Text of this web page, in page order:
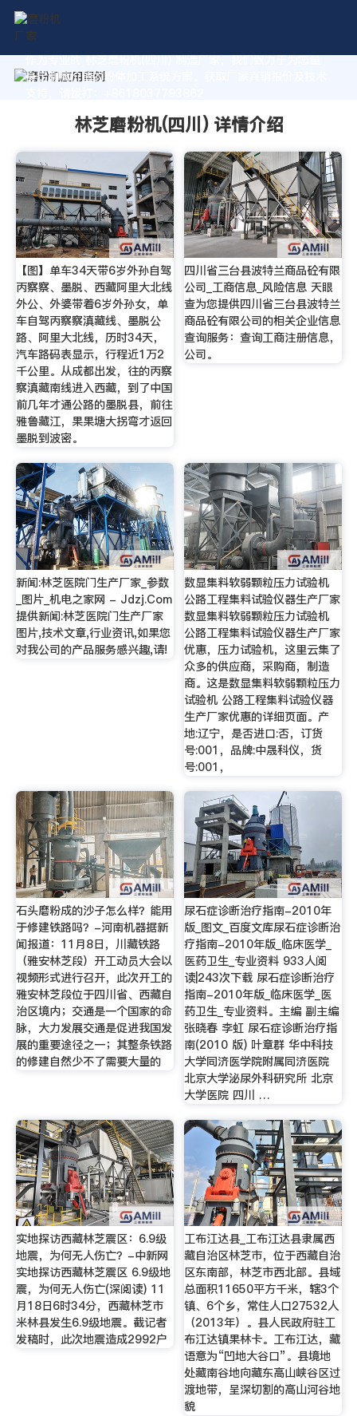
作为专业的 林芝磨粉机(四川) 制造厂家，我们致力于为您量
身定制高价值的粉体加工系统方案。获取厂家直销报价及技术
林芝磨粉机(四川) 详情介绍
【图】单车34天带6岁外孙自驾
丙察察、墨脱、西藏阿里大北线
外公、外婆带着6岁外孙女，单
车自驾丙察察滇藏线、墨脱公
路、阿里大北线，历时34天，
汽车路码表显示，行程近1万2
千公里。从成都出发，往的丙察
察滇藏南线进入西藏，到了中国
前几年才通公路的墨脱县，前往
雅鲁藏江，果果塘大拐弯才返回
墨脱到波密。
四川省三台县波特兰商品砼有限
公司_工商信息_风险信息 天眼
查为您提供四川省三台县波特兰
商品砼有限公司的相关企业信息
查询服务：查询工商注册信息，
公司。
新闻:林芝医院门生产厂家_参数
_图片_机电之家网 - Jdzj.Com
提供新闻:林芝医院门生产厂家
图片,技术文章,行业资讯,如果您
对我公司的产品服务感兴趣,请!
数显集料软弱颗粒压力试验机
公路工程集料试验仪器生产厂家
数显集料软弱颗粒压力试验机
公路工程集料试验仪器生产厂家
优惠，压力试验机，这里云集了
众多的供应商，采购商，制造
商。这是数显集料软弱颗粒压力
试验机 公路工程集料试验仪器
生产厂家优惠的详细页面。产
地:辽宁，是否进口:否，订货
号:001，品牌:中晟科仪，货
号:001，
石头磨粉成的沙子怎么样？能用
于修建铁路吗？-河南机器据新
闻报道：11月8日，川藏铁路
（雅安林芝段）开工动员大会以
视频形式进行召开，此次开工的
雅安林芝段位于四川省、西藏自
治区境内；交通是一个国家的命
脉，大力发展交通是促进我国发
展的重要途径之一；其整条铁路
的修建自然少不了需要大量的
尿石症诊断治疗指南-2010年
版_图文_百度文库尿石症诊断治
疗指南-2010年版_临床医学_
医药卫生_专业资料 933人阅
读|243次下载 尿石症诊断治疗
指南-2010年版_临床医学_医
药卫生_专业资料。主编 副主编
张晓春 李虹 尿石症诊断治疗指
南(2010 版) 叶章群 华中科技
大学同济医学院附属同济医院
北京大学泌尿外科研究所 北京
大学医院 四川 …
实地探访西藏林芝震区：6.9级
地震，为何无人伤亡？-中新网
实地探访西藏林芝震区 6.9级地
震，为何无人伤亡(深阅读) 11
月18日6时34分，西藏林芝市
米林县发生6.9级地震。截记者
发稿时，此次地震造成2992户
工布江达县_工布江达县隶属西
藏自治区林芝市，位于西藏自治
区东南部，林芝市西北部。县域
总面积11650平方千米，辖3个
镇、6个乡，常住人口27532人
（2013年）。县人民政府驻工
布江达镇果林卡。工布江达，藏
语意为“凹地大谷口”。县境地
处藏南谷地向藏东高山峡谷区过
渡地带，呈深切割的高山河谷地
貌